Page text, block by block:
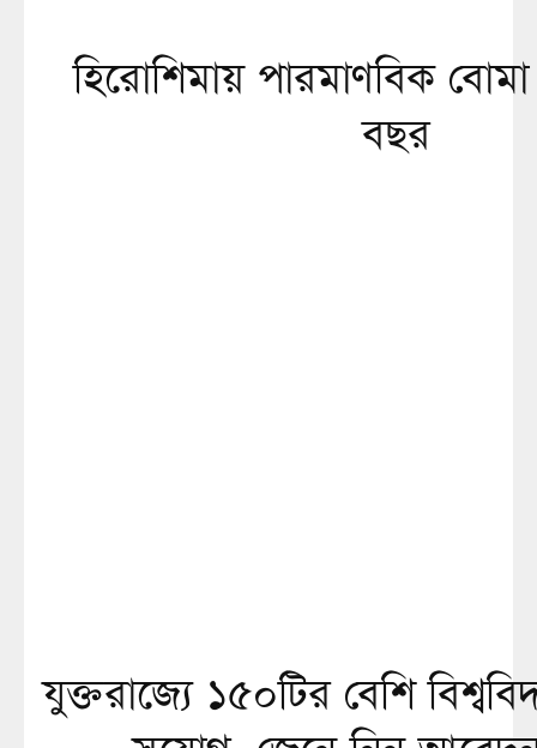
হিরোশিমায় পারমাণবিক
বছর
যুক্তরাজ্যে ১৫০টির বেশি